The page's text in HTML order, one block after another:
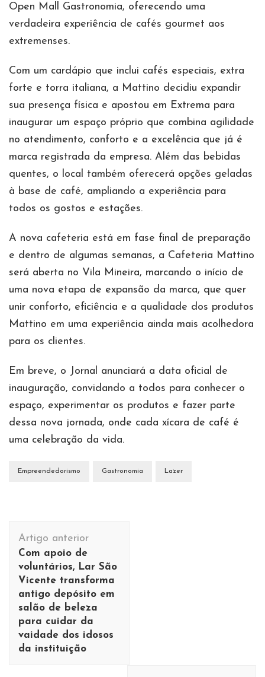
Open Mall Gastronomia, oferecendo uma
verdadeira experiência de cafés gourmet aos
extremenses.
Com um cardápio que inclui cafés especiais, extra
forte e torra italiana, a Mattino decidiu expandir
sua presença física e apostou em Extrema para
inaugurar um espaço próprio que combina agilidade
no atendimento, conforto e a excelência que já é
marca registrada da empresa. Além das bebidas
quentes, o local também oferecerá opções geladas
à base de café, ampliando a experiência para
todos os gostos e estações.
A nova cafeteria está em fase final de preparação
e dentro de algumas semanas, a Cafeteria Mattino
será aberta no Vila Mineira, marcando o início de
uma nova etapa de expansão da marca, que quer
unir conforto, eficiência e a qualidade dos produtos
Mattino em uma experiência ainda mais acolhedora
para os clientes.
Em breve, o Jornal anunciará a data oficial de
inauguração, convidando a todos para conhecer o
espaço, experimentar os produtos e fazer parte
dessa nova jornada, onde cada xícara de café é
uma celebração da vida.
Empreendedorismo Gastronomia Lazer
Navegação
de
post
Artigo anterior
Com apoio de
voluntários, Lar São
Vicente transforma
antigo depósito em
salão de beleza
para cuidar da
vaidade dos idosos
da instituição